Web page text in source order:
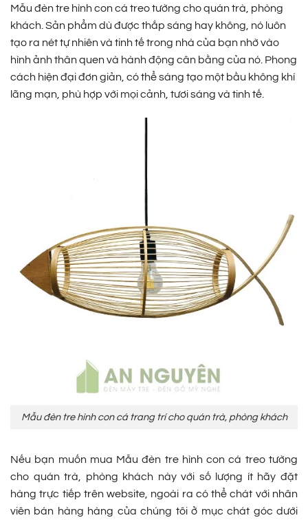
Mẫu đèn tre hình con cá treo tường cho quán trà, phòng
khách. Sản phẩm dù được thắp sáng hay không, nó luôn
tạo ra nét tự nhiên và tinh tế trong nhà của bạn nhờ vào
hình ảnh thân quen và hành động cân bằng của nó. Phong
cách hiện đại đơn giản, có thể sáng tạo một bầu không khí
lãng mạn, phù hợp với mọi cảnh, tươi sáng và tinh tế.
Mẫu đèn tre hình con cá trang trí cho quán trà, phòng khách
Nếu bạn muốn mua Mẫu đèn tre hình con cá treo tường
cho quán trà, phòng khách này với số lượng ít hãy đặt
hàng trực tiếp trên website, ngoài ra có thể chát với nhân
viên bán hàng hàng của chúng tôi ở mục chát góc dưới